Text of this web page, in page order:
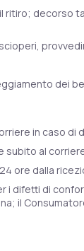
decorso
in caso di
al
ore dalla
i difetti di
il